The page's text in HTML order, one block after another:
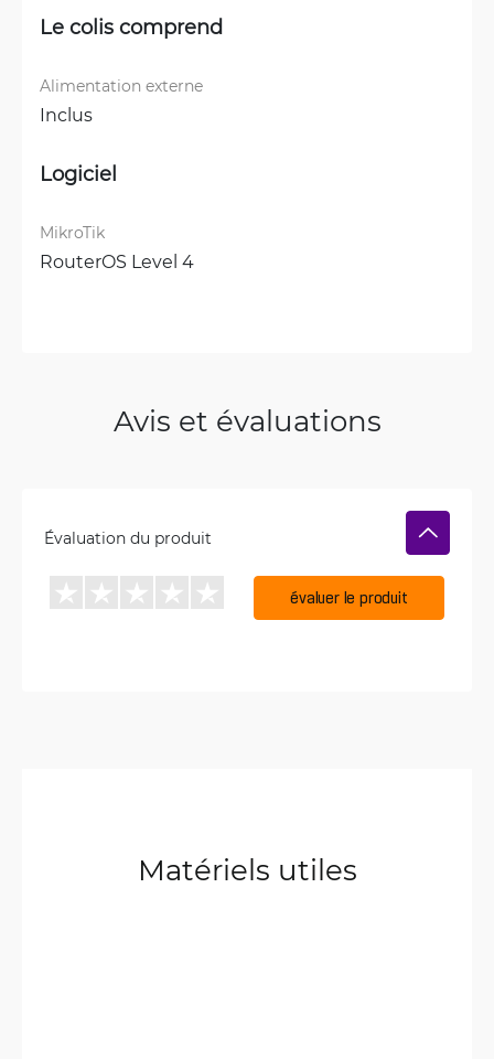
Le colis comprend
Alimentation externe
Inclus
Logiciel
MikroTik
RouterOS Level 4
Avis et évaluations
Évaluation du produit
évaluer le produit
Matériels utiles